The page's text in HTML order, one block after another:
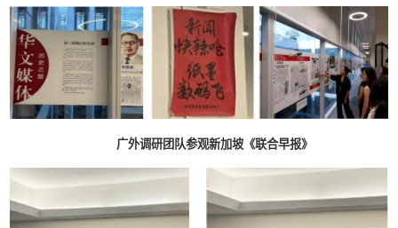
广外调研团队参观新加坡《联合早报》